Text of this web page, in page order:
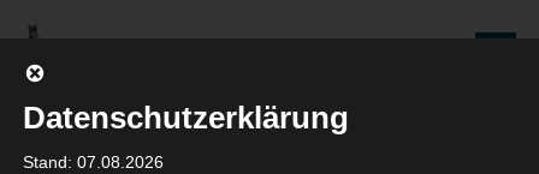
springen
Seniorenredaktion
Wolfenbüttel
WIR WERDEN NICHT NUR ÄLTER, WIR WERDEN AUCH IMMER BESSER!
Datenschutzerklärung
Stand: 07.08.2026